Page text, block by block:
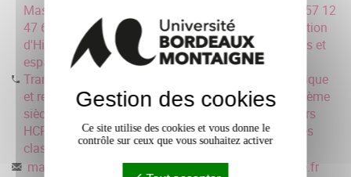
Master religions et sociétés (présentiel et FAD) : 05 57 12
47 66 MEEF 2 Histoire géo, DU prépa capes, Agrégation
d'Histoire : 05 57 12 67 53 Masters HMMC (Pouvoirs et
espaces politiques; sociétés et cultures urbaines,
Transition, innovation et environnement et Géopolitique
et relations internationales du XVIème siècle au XXIème
siècle), Etudes sur la Guerre : 05 57 12 62 72 Masters
HCP (Histoire ancienne, Etudes médiévales et Lettres
classiques) : 05 57 12 44 74
master-humanites-histoire@u-bordeaux-montaigne.fr
Gestion des cookies
Ce site utilise des cookies et vous donne le
contrôle sur ceux que vous souhaitez activer